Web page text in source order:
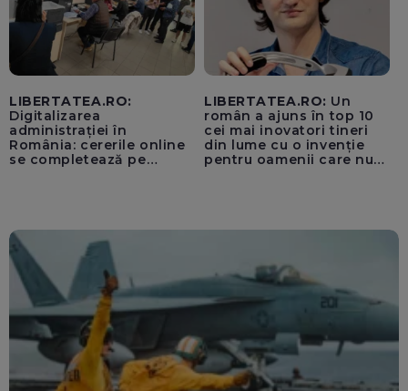
LIBERTATEA.RO:
Digitalizarea
administrației în
România: cererile online
se completează pe
LIBERTATEA.RO: Un
român a ajuns în top 10
cei mai inovatori tineri
din lume cu o invenție
pentru oamenii care nu